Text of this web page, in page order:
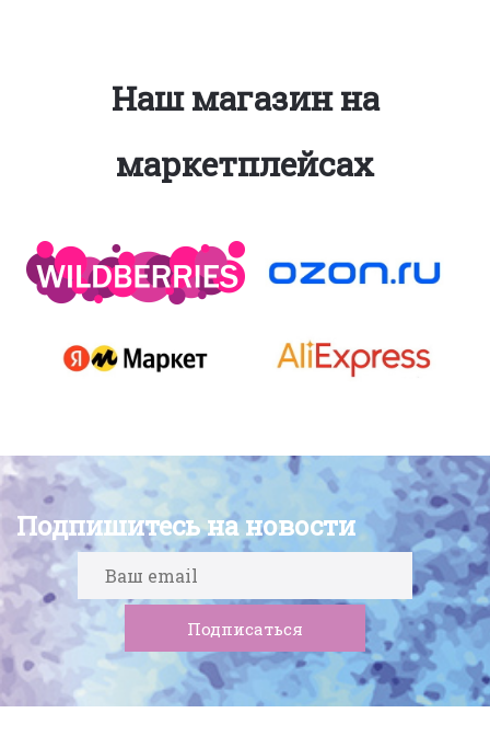
Наш магазин на
маркетплейсах
Подпишитесь на новости